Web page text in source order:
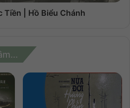
Tiền | Hồ Biểu Chánh